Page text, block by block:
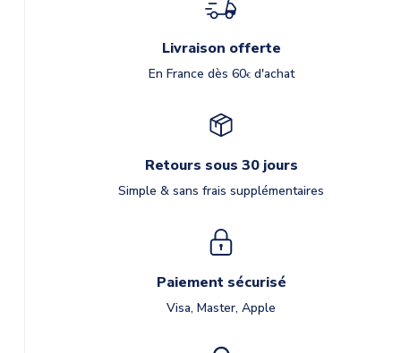
Livraison offerte
En France dès 60€d'achat
Retours sous 30 jours
Simple & sans frais supplémentaires
Paiement sécurisé
Visa, Master, Apple